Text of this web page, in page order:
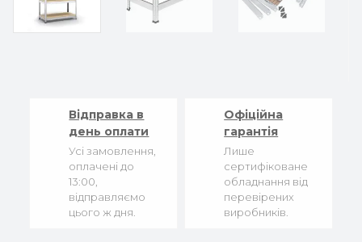
Відправка в
день оплати
Усі замовлення,
оплачені до
13:00,
відправляємо
цього ж дня.
Офіційна
гарантія
Лише
сертифіковане
обладнання від
перевірених
виробників.